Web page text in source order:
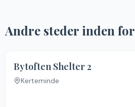
Andre steder inden for
Bytoften Shelter 2
Kerteminde